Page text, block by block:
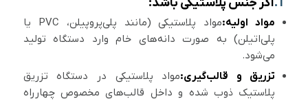
مواد اولیه:
مواد پلاستیکی (مانند پلی‌پروپیلن، PVC یا
پلی‌اتیلن) به صورت دانه‌های خام وارد دستگاه تولید
می‌شود.
تزریق و قالب‌گیری:مواد پلاستیکی در دستگاه تزریق
پلاستیک ذوب شده و داخل قالب‌های مخصوص چهارراه